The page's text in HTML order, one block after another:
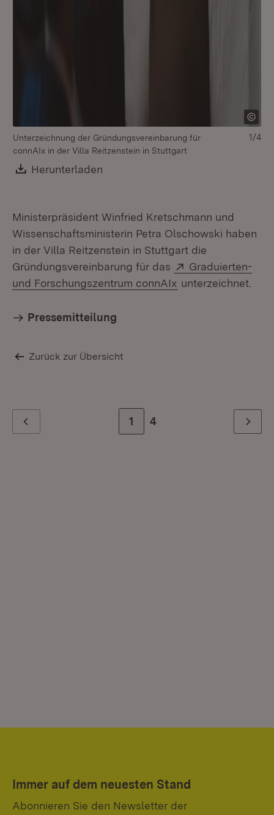
Unterzeichnung der Gründungsvereinbarung für
connAIx in der Villa Reitzenstein in Stuttgart
Download:
Herunterladen
1/4
Ministerpräsident Winfried Kretschmann und
Wissenschaftsministerin Petra Olschowski haben
in der Villa Reitzenstein in Stuttgart die
Gründungsvereinbarung für das
Extern:
Graduierten-
und Forschungszentrum connAIx (Öffnet in neuem
unterzeichnet.
Pressemitteilung
Zurück zur Übersicht
Zur Seite
1 Zur letzten Seite
4 Weiter
Immer auf dem neuesten Stand
Abonnieren Sie den Newsletter der